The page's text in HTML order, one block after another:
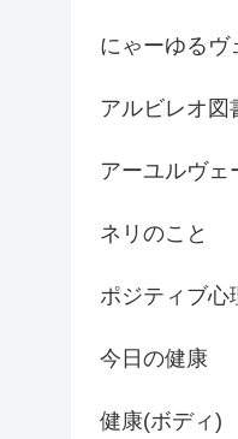
にゃーゆるヴ
アルビレオ図
アーユルヴェ
ネリのこと
ポジティブ心
今日の健康
健康(ボディ)